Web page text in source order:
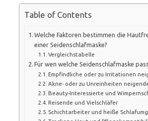
Table of Contents
Welche Faktoren bestimmen die
einer Seidenschlafmaske?
Vergleichstabelle
Für wen welche Seidenschlafmaske
Empfindliche oder zu Irritationen
Akne- oder zu Unreinheiten
Beauty-Interessierte und
Reisende und Vielschläfer
Schichtarbeiter und heiße